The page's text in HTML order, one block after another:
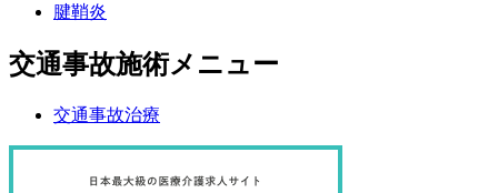
腱鞘炎
交通事故施術メニュー
交通事故治療